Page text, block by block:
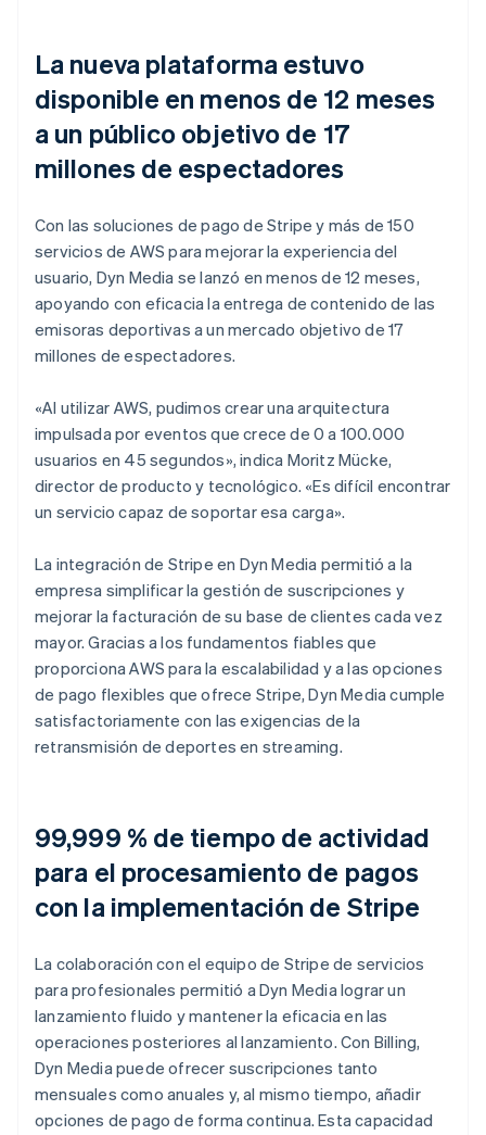
La nueva plataforma estuvo
disponible en menos de 12 meses
a un público objetivo de 17
millones de espectadores
Con las soluciones de pago de Stripe y más de 150
servicios de AWS para mejorar la experiencia del
usuario, Dyn Media se lanzó en menos de 12 meses,
apoyando con eficacia la entrega de contenido de las
emisoras deportivas a un mercado objetivo de 17
millones de espectadores.
«Al utilizar AWS, pudimos crear una arquitectura
impulsada por eventos que crece de 0 a 100.000
usuarios en 45 segundos», indica Moritz Mücke,
director de producto y tecnológico. «Es difícil encontrar
un servicio capaz de soportar esa carga».
La integración de Stripe en Dyn Media permitió a la
empresa simplificar la gestión de suscripciones y
mejorar la facturación de su base de clientes cada vez
mayor. Gracias a los fundamentos fiables que
proporciona AWS para la escalabilidad y a las opciones
de pago flexibles que ofrece Stripe, Dyn Media cumple
satisfactoriamente con las exigencias de la
retransmisión de deportes en streaming.
99,999 % de tiempo de actividad
para el procesamiento de pagos
con la implementación de Stripe
La colaboración con el equipo de Stripe de servicios
para profesionales permitió a Dyn Media lograr un
lanzamiento fluido y mantener la eficacia en las
operaciones posteriores al lanzamiento. Con Billing,
Dyn Media puede ofrecer suscripciones tanto
mensuales como anuales y, al mismo tiempo, añadir
opciones de pago de forma continua. Esta capacidad